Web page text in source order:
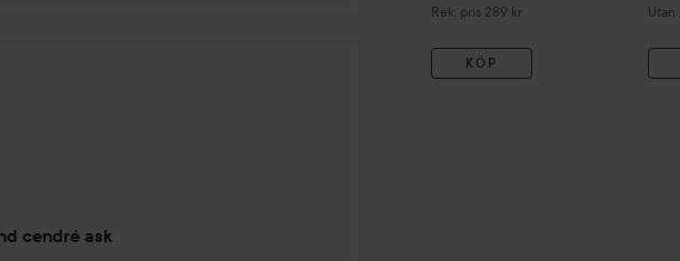
cendré ask
Rek. pris 289 kr
Rekommenderat pris 289 kr
KÖP
Utan